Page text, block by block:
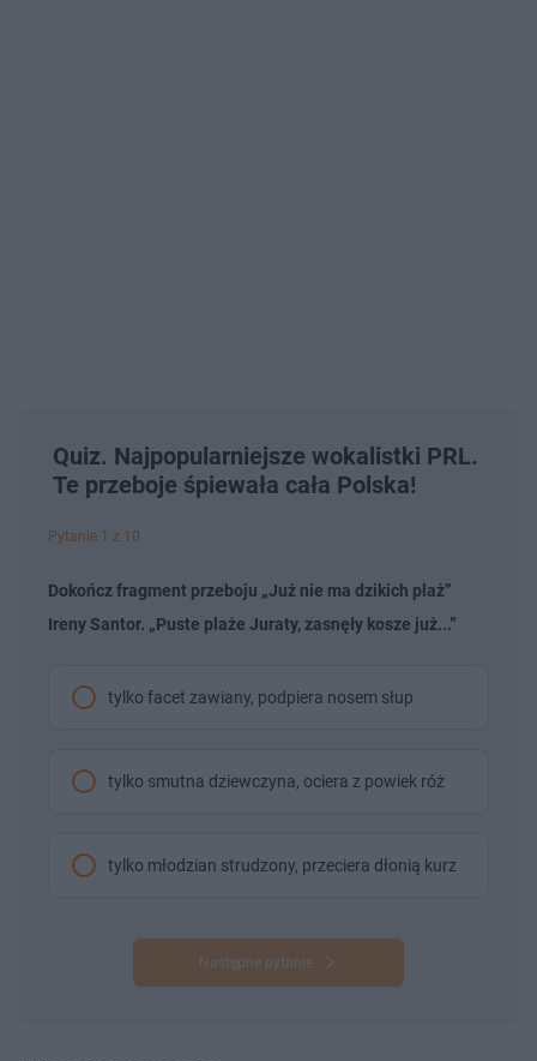
Quiz. Najpopularniejsze wokalistki PRL.
Te przeboje śpiewała cała Polska!
Pytanie 1 z 10
Dokończ fragment przeboju „Już nie ma dzikich plaż”
Ireny Santor. „Puste plaże Juraty, zasnęły kosze już...”
tylko facet zawiany, podpiera nosem słup
tylko smutna dziewczyna, ociera z powiek róż
tylko młodzian strudzony, przeciera dłonią kurz
Następne pytanie